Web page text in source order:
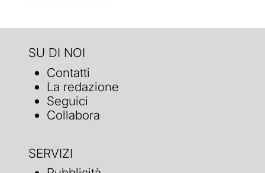
SU DI NOI
Contatti
La redazione
Seguici
Collabora
SERVIZI